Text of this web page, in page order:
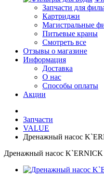
Запчасти для
Картриджи
Магистральные
Питьевые краны
Смотреть все
Отзывы о магазине
Информация
Доставка
О нас
Способы оплаты
Акции
Запчасти
VALUE
Дренажный насос
Дренажный насос